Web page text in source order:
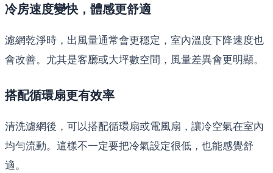
冷房速度變快，體感更舒適
濾網乾淨時，出風量通常會更穩定，室內溫度下降速度也
會改善。尤其是客廳或大坪數空間，風量差異會更明顯。
搭配循環扇更有效率
清洗濾網後，可以搭配循環扇或電風扇，讓冷空氣在室內
均勻流動。這樣不一定要把冷氣設定很低，也能感覺舒
適。